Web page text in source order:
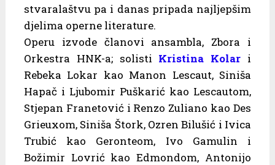
stvaralaštvu pa i danas pripada najljepšim
djelima operne literature.
Operu izvode članovi ansambla, Zbora i
Orkestra HNK-a; solisti Kristina Kolar i
Rebeka Lokar kao Manon Lescaut, Siniša
Hapač i Ljubomir Puškarić kao Lescautom,
Stjepan Franetović i Renzo Zuliano kao Des
Grieuxom, Siniša Štork, Ozren Bilušić i Ivica
Trubić kao Geronteom, Ivo Gamulin i
Božimir Lovrić kao Edmondom, Antonijo